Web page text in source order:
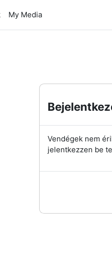
My Media
Vendégek nem
jelentkezzen be